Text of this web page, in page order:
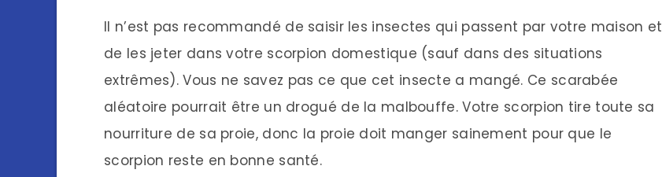
Il n’est pas recommandé de saisir les insectes qui passent par votre maison et
de les jeter dans votre scorpion domestique (sauf dans des situations
extrêmes). Vous ne savez pas ce que cet insecte a mangé. Ce scarabée
aléatoire pourrait être un drogué de la malbouffe. Votre scorpion tire toute sa
nourriture de sa proie, donc la proie doit manger sainement pour que le
scorpion reste en bonne santé.